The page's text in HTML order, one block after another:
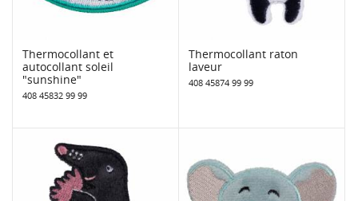
Thermocollant et
autocollant soleil
"sunshine"
408 45832 99 99
Thermocollant raton
laveur
408 45874 99 99